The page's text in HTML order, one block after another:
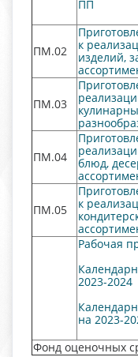
ПП
ПМ.02
к
изделий,
ПМ.03
ПМ.04
блюд,
ПМ.05
к
Рабочая
2023-2024
на 2023-
Фонд оценочных